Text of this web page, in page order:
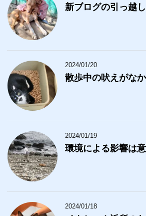
新ブログの引っ越
2024/01/20
散歩中の吠えがな
2024/01/19
環境による影響は
2024/01/18